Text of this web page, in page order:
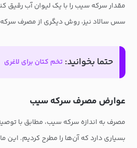
مقدار سرکه سیب را با یک لیوان آب رقیق
سس سالاد نیز، روش دیگری از مصرف
حتما بخوانید: تخم کتان برای لاغری
عوارض مصرف سرکه سیب
مصرف به اندازه سرکه سیب، مطابق با
بسیاری دارد که آن‌ها را مطرح کردیم. این